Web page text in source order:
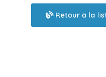
Retour à la